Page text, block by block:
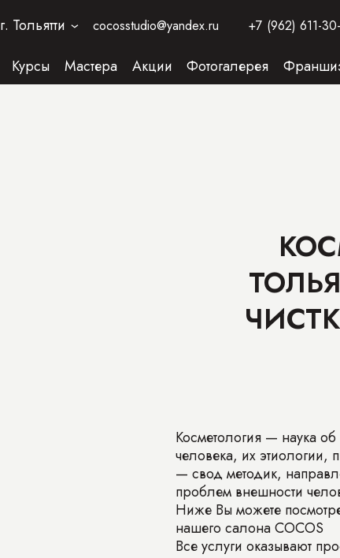
Курсы Мастера Акции Фотогалерея
г. Тольятти › cocosstudio@yandex.ru +7 (962) 611-
Косметология — наука об
человека, их этиологии,
— свод методик,
проблем внешности
Ниже Вы можете
нашего салона COCOS
Все услуги оказывают